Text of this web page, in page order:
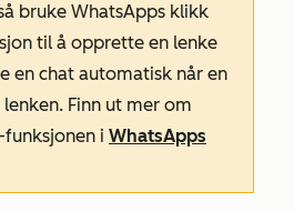
bruke WhatsApps klikk
til å opprette en lenke
en chat automatisk når en
Finn ut mer om
i WhatsApps